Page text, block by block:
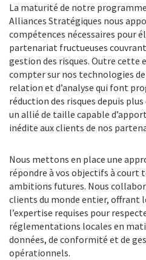
La maturité de notre
Alliances Stratégiques nous
compétences nécessaires pour
partenariat fructueuses
gestion des risques. Outre cette
compter sur nos technologies
relation et d’analyse qui font
réduction des risques depuis
un allié de taille capable
inédite aux clients de nos
Nous mettons en place une
répondre à vos objectifs à court
ambitions futures. Nous
clients du monde entier, offrant
l’expertise requises pour
réglementations locales en
données, de conformité et de
opérationnels.